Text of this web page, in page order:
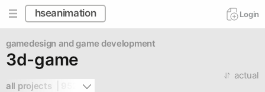
hseanimation Login
gamedesign and game development
3d-game
all projects  | 952
actual